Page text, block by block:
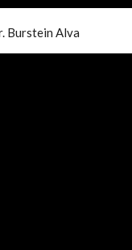
Burstein Alva